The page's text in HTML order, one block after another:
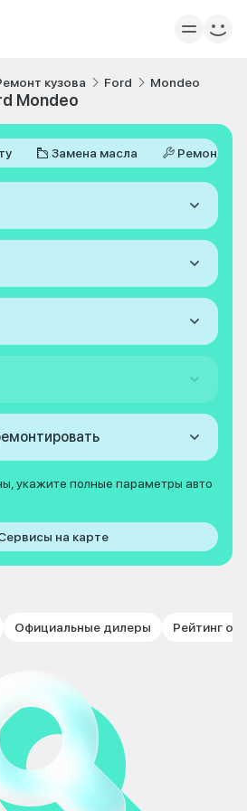
кузова Ford Mondeo
Mondeo
Замена масла Ремонт
укажите полные параметры авто
на карте
Официальные дилеры Рейтинг